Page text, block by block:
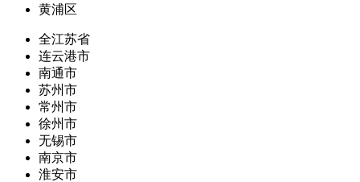
黄浦区
全江苏省
连云港市
南通市
苏州市
常州市
徐州市
无锡市
南京市
淮安市